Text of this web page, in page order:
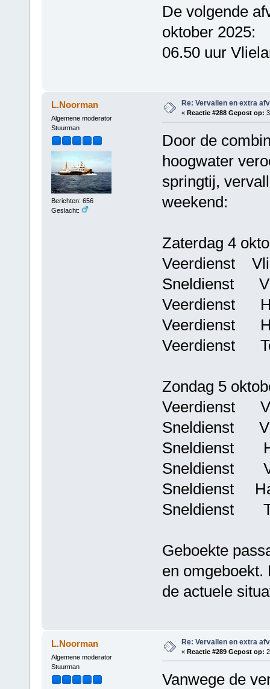
De volgende
oktober 2025:
06.50 uur
L.Noorman
Algemene moderator
Stuurman
Berichten: 656
Geslacht:
Re: Vervallen en extra
« Reactie #288 Gepost op:
Door de
hoogwater
springtij,
weekend:
Zaterdag 4
Veerdienst
Sneldienst
Veerdienst
Veerdienst
Veerdienst
Zondag 5
Veerdienst
Sneldienst
Sneldienst
Sneldienst
Sneldienst
Sneldienst
Geboekte
en
de actuele
L.Noorman
Algemene moderator
Stuurman
Re: Vervallen en extra
« Reactie #289 Gepost op:
Vanwege de